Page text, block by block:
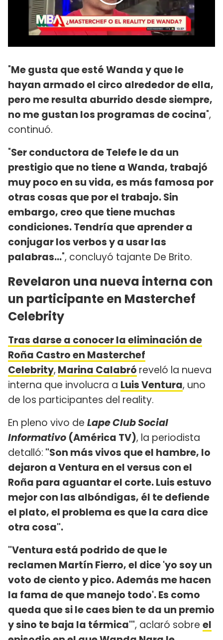
"Me gusta que esté Wanda y que le
hayan armado el circo alrededor de ella,
pero me resulta aburrido desde siempre,
no me gustan los programas de cocina",
continuó.
"Ser conductora de Telefe le da un
prestigio que no tiene a Wanda, trabajó
muy poco en su vida, es más famosa por
otras cosas que por el trabajo. Sin
embargo, creo que tiene muchas
condiciones. Tendría que aprender a
conjugar los verbos y a usar las
palabras...", concluyó tajante De Brito.
Revelaron una nueva interna con
un participante en Masterchef
Celebrity
Tras darse a conocer la eliminación de
Roña Castro en Masterchef
Celebrity, Marina Calabró reveló la nueva
interna que involucra a Luis Ventura, uno
de los participantes del reality.
En pleno vivo de Lape Club Social
Informativo (América TV), la periodista
detalló: "Son más vivos que el hambre, lo
dejaron a Ventura en el versus con el
Roña para aguantar el corte. Luis estuvo
mejor con las albóndigas, él te defiende
el plato, el problema es que la cara dice
otra cosa".
"Ventura está podrido de que le
reclamen Martín Fierro, el dice 'yo soy un
voto de ciento y pico. Además me hacen
la fama de que manejo todo'. Es como
queda que si le caes bien te da un premio
y sino te baja la térmica'", aclaró sobre el